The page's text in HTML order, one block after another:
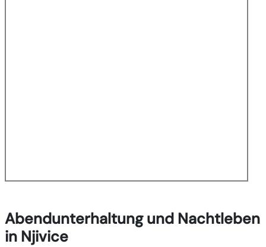
Abendunterhaltung und Nachtleben
in Njivice